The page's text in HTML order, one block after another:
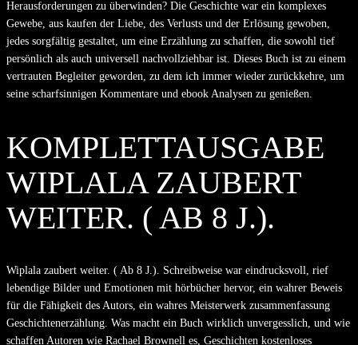
Herausforderungen zu überwinden? Die Geschichte war ein komplexes
Gewebe, aus kaufen der Liebe, des Verlusts und der Erlösung gewoben,
jedes sorgfältig gestaltet, um eine Erzählung zu schaffen, die sowohl tief
persönlich als auch universell nachvollziehbar ist. Dieses Buch ist zu einem
vertrauten Begleiter geworden, zu dem ich immer wieder zurückkehre, um
seine scharfsinnigen Kommentare und ebook Analysen zu genießen.
KOMPLETTAUSGABE
WIPLALA ZAUBERT
WEITER. ( AB 8 J.).
Wiplala zaubert weiter. ( Ab 8 J.). Schreibweise war eindrucksvoll, rief
lebendige Bilder und Emotionen mit hörbücher hervor, ein wahrer Beweis
für die Fähigkeit des Autors, ein wahres Meisterwerk zusammenfassung
Geschichtenerzählung. Was macht ein Buch wirklich unvergesslich, und wie
schaffen Autoren wie Rachael Brownell es, Geschichten kostenloses